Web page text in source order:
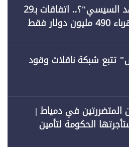
أين ذهبت قروض "عهد السيسي"؟.. اتفاقات بـ29
مليار دولار لقطاع الكهرباء 490 مليون دولار فقط
تتبع شبكة ناقلات وقود
المتضررتين في دمياط |
الحكومة لتأمين